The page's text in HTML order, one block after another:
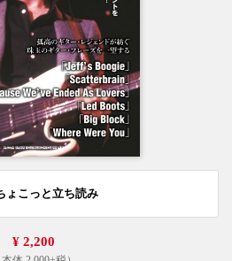
ょこっと立ち読み
¥ 2,200